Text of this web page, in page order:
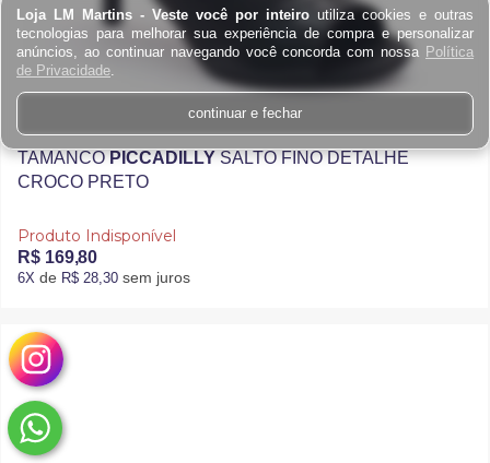
Loja LM Martins - Veste você por inteiro utiliza cookies e outras
tecnologias para melhorar sua experiência de compra e personalizar
anúncios, ao continuar navegando você concorda com nossa Política
de Privacidade.
continuar e fechar
TAMANCOPICCADILLYSALTO FINO DETALHE
CROCO PRETO
Produto Indisponível
R$ 169,80
6X de R$ 28,30 sem juros